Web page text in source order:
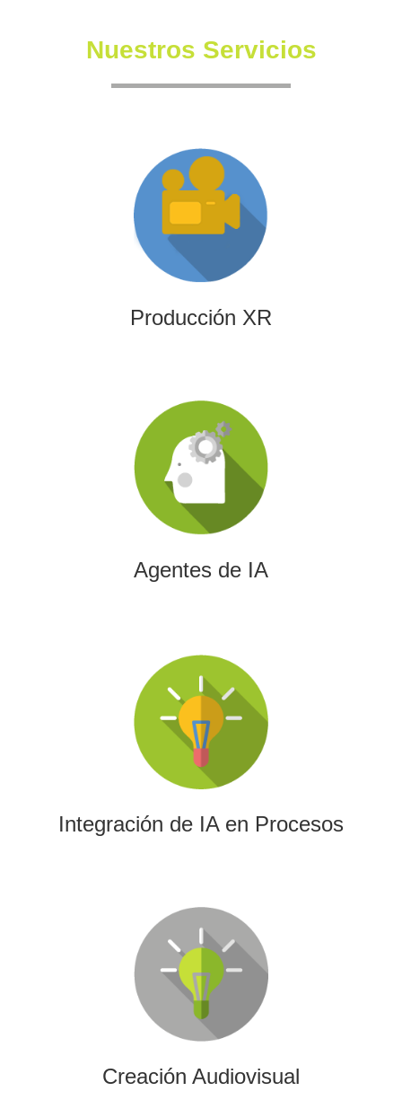
Nuestros Servicios
Producción XR
Producción XR
Somos una productora independiente con un equipo
altamente experimentado también en la creación de
producciones inmersivas y de XR.
Agentes de IA
Agentes de IA
Diseñamos agentes de inteligencia artificial capaces de
automatizar procesos, optimizar decisiones y transformar
la eficiencia empresarial.
Integración de IA en Procesos
Integración de IA en Procesos
La IA permitirá a su empresa aprovechar el poder de los
algoritmos y las herramientas más avanzadas para el
análisis de datos y la creación de contenidos.
Creación Audiovisual
Creación Audiovisual
Ofrecemos soluciones creativas, de producción y edición
para cualquier tipo de contenido audiovisual: vídeos
promocionales, spots o cobertura audiovisual de eventos.